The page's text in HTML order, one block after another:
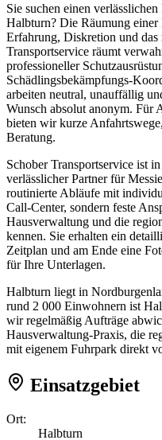
Sie suchen einen
Halbturn? Die Räumung
Erfahrung, Diskretion und
Transportservice räumt
professioneller
Schädlingsbekämpfungs-
arbeiten neutral, unauffällig
Wunsch absolut anonym. Für
bieten wir kurze
Beratung.
Schober Transportservice ist
verlässlicher Partner für
routinierte Abläufe mit
Call-Center, sondern feste
Hausverwaltung und die
kennen. Sie erhalten ein
Zeitplan und am Ende eine
für Ihre Unterlagen.
Halbturn liegt in
rund 2 000 Einwohnern ist
wir regelmäßig Aufträge
Hausverwaltung-Praxis, die
mit eigenem Fuhrpark direkt
Einsatzgebiet
Ort:
Halbturn